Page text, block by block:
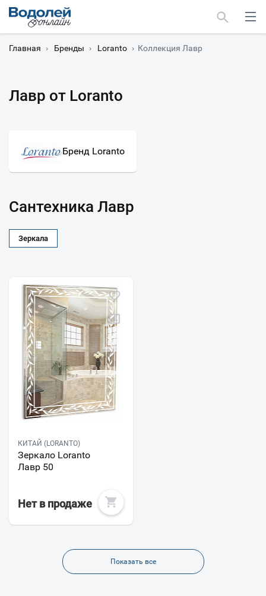
Главная › Бренды › Loranto › Коллекция Лавр
Лавр от Loranto
Бренд Loranto
Сантехника Лавр
Зеркала
КИТАЙ (LORANTO)
Зеркало Loranto
Лавр 50
Нет в продаже
Показать все